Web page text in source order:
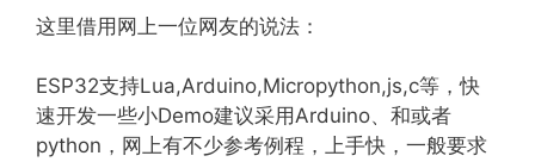
这里借用网上一位网友的说法：
ESP32支持Lua,Arduino,Micropython,js,c等，快
速开发一些小Demo建议采用Arduino、和或者
python，网上有不少参考例程，上手快，一般要求